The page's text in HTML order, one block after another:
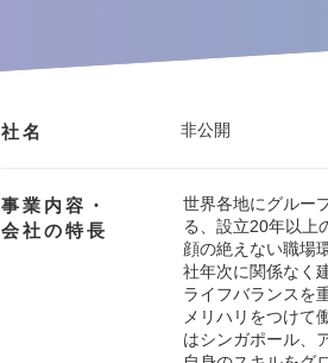
社名 非公開
事業内容・
会社の特長
世界各地にグルー
る、設立20年以上
顔の絶えない職場
社年次に関係なく
ライフバランスを
メリハリをつけて
はシンガポール、